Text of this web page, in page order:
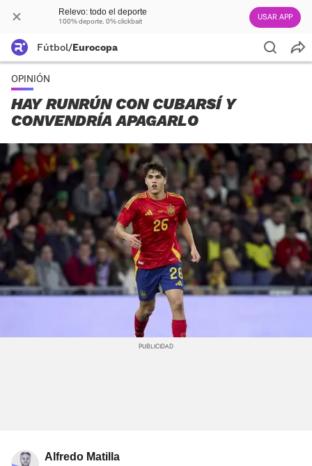
Relevo: todo el deporte
100% deporte. 0% clickbait USAR APP
Fútbol/Eurocopa
OPINIÓN
HAY RUNRÚN CON CUBARSÍ Y
CONVENDRÍA APAGARLO
Alfredo Matilla